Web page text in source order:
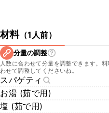
材料（1人前）
分量の調整
人数に合わせて分量を調整できます。
わせて調整してくださいね。
スパゲティ
お湯 (茹で用)
塩 (茹で用)